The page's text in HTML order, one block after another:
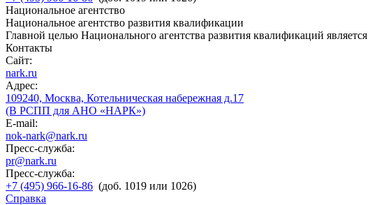
Национальное агентство
Национальное агентство развития квалификации
Главной целью Национального агентства развития квалификаций
Контакты
Сайт:
nark.ru
Адрес:
109240, Москва, Котельническая набережная д.17
(В РСПП для АНО «НАРК»)
E-mail:
nok-nark@nark.ru
Пресс-служба:
pr@nark.ru
Пресс-служба:
+7 (495) 966-16-86 (доб. 1019 или 1026)
Справка